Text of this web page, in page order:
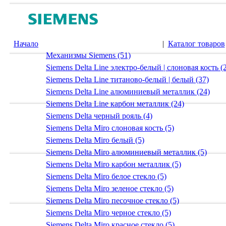
Начало | Каталог товаров
Механизмы Siemens (51)
Siemens Delta Line электро-белый | слоновая кость
Siemens Delta Line титаново-белый | белый (37)
Siemens Delta Line алюминиевый металлик (24)
Siemens Delta Line карбон металлик (24)
Siemens Delta черный рояль (4)
Siemens Delta Miro слоновая кость (5)
Siemens Delta Miro белый (5)
Siemens Delta Miro алюминиевый металлик (5)
Siemens Delta Miro карбон металлик (5)
Siemens Delta Miro белое стекло (5)
Siemens Delta Miro зеленое стекло (5)
Siemens Delta Miro песочное стекло (5)
Siemens Delta Miro черное стекло (5)